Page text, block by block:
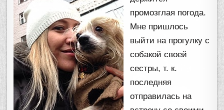
промозглая погода.
Мне пришлось
выйти на прогулку с
собакой своей
сестры, т. к.
последняя
отправилась на